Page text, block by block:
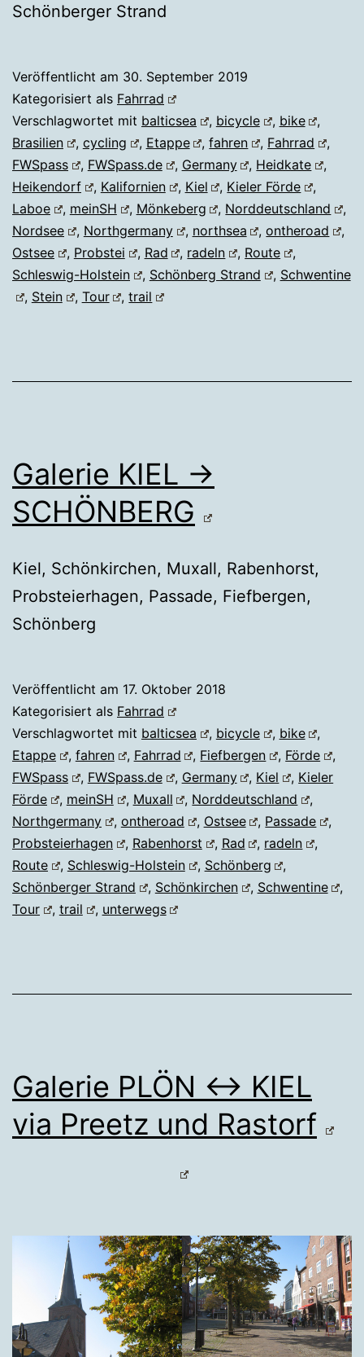
Schönberger Strand
Veröffentlicht am 30. September 2019
Kategorisiert als Fahrrad
Verschlagwortet mit balticsea , bicycle , bike
,
Brasilien
, cycling , Etappe ,fahren , Fahrrad
,
FWSpass
, FWSpass.de , Germany , Heidkate
,
Heikendorf
, Kalifornien , Kiel , Kieler Förde
,
Laboe
, meinSH , Mönkeberg , Norddeutschland
,
Nordsee
, Northgermany , northsea ,ontheroad
,
Ostsee
, Probstei , Rad , radeln , Route
,
Schleswig-Holstein
, Schönberg Strand , Schwentine
, Stein , Tour ,trail
Galerie KIEL →
SCHÖNBERG
Kiel, Schönkirchen, Muxall, Rabenhorst,
Probsteierhagen, Passade, Fiefbergen,
Schönberg
Veröffentlicht am 17. Oktober 2018
Kategorisiert als Fahrrad
Verschlagwortet mit balticsea , bicycle , bike
,
Etappe
, fahren , Fahrrad , Fiefbergen , Förde
,
FWSpass
, FWSpass.de , Germany , Kiel , Kieler
Förde
, meinSH , Muxall , Norddeutschland
,
Northgermany
, ontheroad , Ostsee , Passade
,
Probsteierhagen
, Rabenhorst , Rad , radeln
,
Route
, Schleswig-Holstein , Schönberg
,
Schönberger Strand
, Schönkirchen , Schwentine
,
Tour
, trail , unterwegs
Galerie PLÖN ↔ KIEL
via Preetz und Rastorf